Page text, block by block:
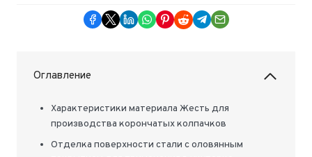
Оглавление
Характеристики материала Жесть для
производства корончатых колпачков
Отделка поверхности стали с оловянным